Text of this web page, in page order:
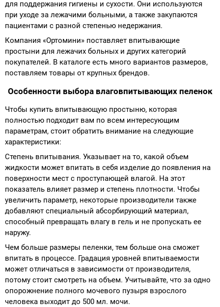
для поддержания гигиены и сухости. Они используются
при уходе за лежачими больными, а также закупаются
пациентами с разной степенью недержания.
Компания «Ортомини» поставляет впитывающие
простыни для лежачих больных и других категорий
покупателей. В каталоге есть много вариантов размеров,
поставляем товары от крупных брендов.
Особенности выбора влаговпитывающих пеленок
Чтобы купить впитывающую простыню, которая
полностью подходит вам по всем интересующим
параметрам, стоит обратить внимание на следующие
характеристики:
Степень впитывания. Указывает на то, какой объем
жидкости может впитать в себя изделие до появления на
поверхности мест с проступающей влагой. На этот
показатель влияет размер и степень плотности. Чтобы
увеличить параметр, некоторые производители также
добавляют специальный абсорбирующий материал,
способный превращать влагу в гель и не пропускать ее
наружу.
Чем больше размеры пеленки, тем больше она сможет
впитать в процессе. Градация уровней впитываемости
может отличаться в зависимости от производителя,
потому стоит смотреть на объем. Учитывайте, что за одно
опорожнение полного мочевого пузыря взрослого
человека выходит до 500 мл. мочи.
Аппараты на суставы
Санитарные приспособления для
инвалидов
ОПОРЫ, ВЕРТИКАЛИЗАТОРЫ, Оборудование
для ЛФК
Одежда ортопедическая (адаптивная) для
инвалидов
Индивидуальное изготовление